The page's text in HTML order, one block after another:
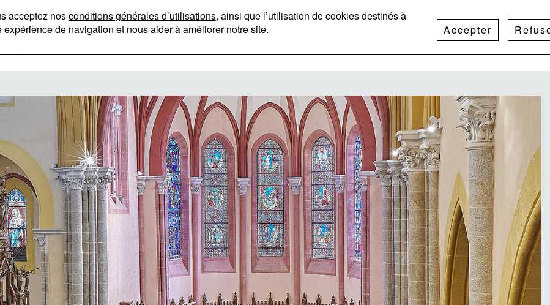
acceptez nosconditions générales d’utilisations, ainsi que l’utilisation de cookies destinés à
expérience de navigation et nous aider à améliorer notre site.
Accepter
MENU ATELIERS DE LA CHAPELLE
PRÉSENTATION NOS MÉTIERS RÉFÉRENCES ACTUALITÉS RECRUTEMENT